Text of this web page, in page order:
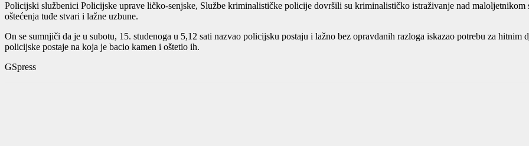
Policijski službenici Policijske uprave ličko-senjske, Službe kriminalističke policije dovršili su kriminalističko istraživanje nad maloljetnikom
oštećenja tuđe stvari i lažne uzbune.
On se sumnjiči da je u subotu, 15. studenoga u 5,12 sati nazvao policijsku postaju i lažno bez opravdanih razloga iskazao potrebu za
policijske postaje na koja je bacio kamen i oštetio ih.
GSpress